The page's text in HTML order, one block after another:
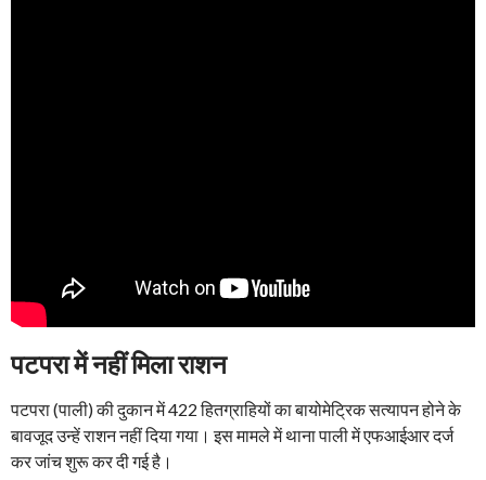
पटपरा में नहीं मिला राशन
पटपरा (पाली) की दुकान में 422 हितग्राहियों का बायोमेट्रिक सत्यापन होने के
बावजूद उन्हें राशन नहीं दिया गया। इस मामले में थाना पाली में एफआईआर दर्ज
कर जांच शुरू कर दी गई है।